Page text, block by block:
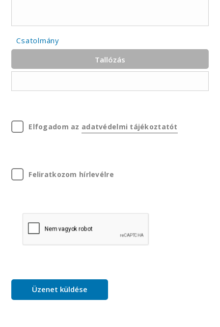
Csatolmány
Tallózás
Elfogadom az adatvédelmi tájékoztatót
Feliratkozom hírlevélre